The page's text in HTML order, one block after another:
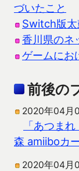
づいたこと
Switch版太
香川県のネ
ゲームにお
前後の
2020年04月
「あつま
森 amiiboカ
2020年04月